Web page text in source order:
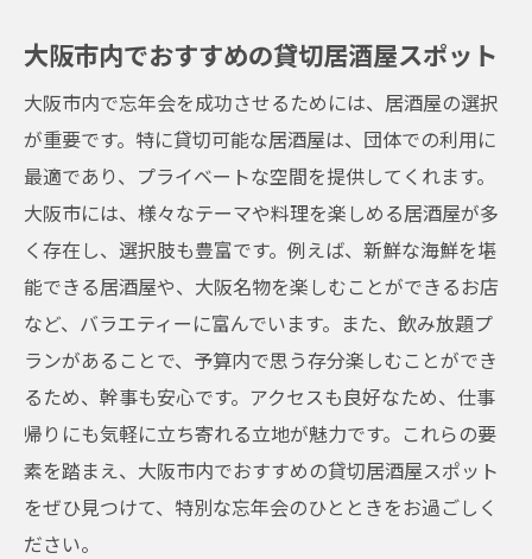
幹事が知っておきたい居酒屋の活用法
特別な忘年会を実現するための居酒屋選び
大阪市内でおすすめの貸切居酒屋スポット
大阪市内で忘年会を成功させるためには、居酒屋の選択
が重要です。特に貸切可能な居酒屋は、団体での利用に
最適であり、プライベートな空間を提供してくれます。
大阪市には、様々なテーマや料理を楽しめる居酒屋が多
く存在し、選択肢も豊富です。例えば、新鮮な海鮮を堪
能できる居酒屋や、大阪名物を楽しむことができるお店
など、バラエティーに富んでいます。また、飲み放題プ
ランがあることで、予算内で思う存分楽しむことができ
るため、幹事も安心です。アクセスも良好なため、仕事
帰りにも気軽に立ち寄れる立地が魅力です。これらの要
素を踏まえ、大阪市内でおすすめの貸切居酒屋スポット
をぜひ見つけて、特別な忘年会のひとときをお過ごしく
ださい。